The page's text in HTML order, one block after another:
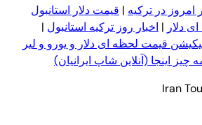
امروز در ترکیه | قیمت دلار استانبول
دلار | اخبار روز ترکیه استانبول |
قیمت لحظه ای دلار و یورو و لیر
چیز اینجا (آنلاین شاپ ایرانیان)